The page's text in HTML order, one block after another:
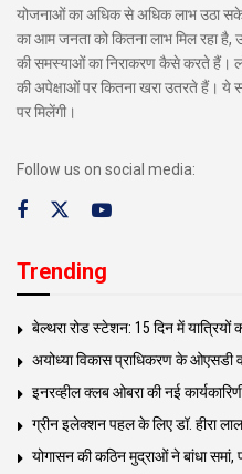
योजनाओं का अधिक से अधिक लाभ उठा
का आम जनता को कितना लाभ मिल रहा
की समस्याओं का निराकरण कैसे करते हैं।
की अपेक्षाओं पर कितना खरा उतरते हैं।
पर मिलेंगी।
Follow us on social media:
Trending
बेल्थरा रोड स्टेशन: 15 दिन में यात्रियों
अयोध्या विकास प्राधिकरण के ओएसडी
इनरव्हील क्लब ओबरा की नई
ग्रीन इलेक्शन पहल के लिए डॉ. हीरा
योगासन की कठिन मुद्राओं ने बांधा